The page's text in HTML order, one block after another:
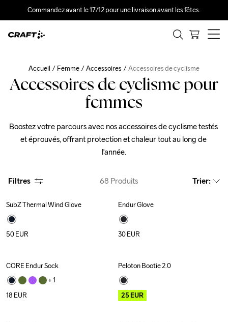
Commandez avant le 17/12 pour une livraison avant les fêtes.
Accueil Femme Accessoires Accessoires de cyclisme
Accessoires de cyclisme pour
femmes
Boostez votre parcours avec nos accessoires de cyclisme testés
et éprouvés, offrant protection et chaleur tout au long de
l'année.
Filtres 68 Produits Trier:
New
SubZ Thermal Wind Glove
50EUR
Recycled
Endur Glove
30EUR
CORE Endur Sock
+ 1
18 EUR
Outlet
Peloton Bootie 2.0
25EUR